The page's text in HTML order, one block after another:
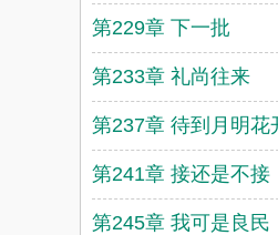
第229章 下一批
第233章 礼尚往来
第237章 待到月明花
第241章 接还是不接
第245章 我可是良民